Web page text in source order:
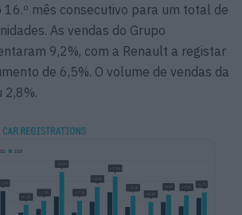
mês consecutivo para um total de
As vendas do Grupo
9,2%, com a Renault a registar
de 6,5%. O volume de vendas da
2,8%.